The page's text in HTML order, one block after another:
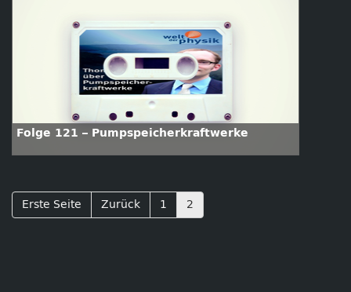
Folge 121 – Pumpspeicherkraftwerke
Erste Seite Zurück 1 2